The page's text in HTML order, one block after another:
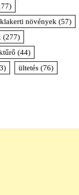
növények (57)
(277)
(44)
ültetés (76)